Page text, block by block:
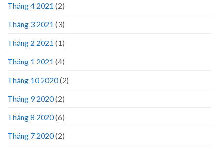
Tháng 4 2021 (2)
Tháng 3 2021 (3)
Tháng 2 2021 (1)
Tháng 1 2021 (4)
Tháng 10 2020(2)
Tháng 9 2020(2)
Tháng 8 2020(6)
Tháng 7 2020(2)